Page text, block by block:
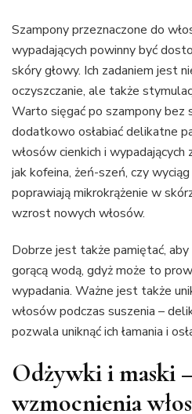
Szampony przeznaczone do
wypadających powinny być
skóry głowy. Ich zadaniem jest
oczyszczanie, ale także
Warto sięgać po szampony bez
dodatkowo osłabiać delikatne
włosów cienkich i wypadających
jak kofeina, żeń-szeń, czy
poprawiają mikrokrążenie w
wzrost nowych włosów.
Dobrze jest także pamiętać,
gorącą wodą, gdyż może to
wypadania. Ważne jest także
włosów podczas suszenia –
pozwala uniknąć ich łamania i
Odżywki i maski
wzmocnienia